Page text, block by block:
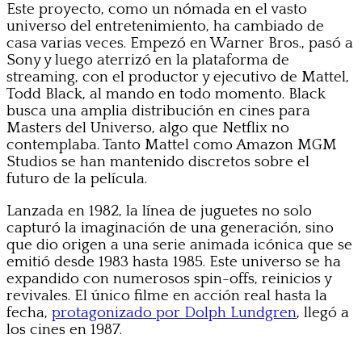
Este proyecto, como un nómada en el vasto
universo del entretenimiento, ha cambiado de
casa varias veces. Empezó en Warner Bros., pasó a
Sony y luego aterrizó en la plataforma de
streaming, con el productor y ejecutivo de Mattel,
Todd Black, al mando en todo momento. Black
busca una amplia distribución en cines para
Masters del Universo, algo que Netflix no
contemplaba. Tanto Mattel como Amazon MGM
Studios se han mantenido discretos sobre el
futuro de la película.
Lanzada en 1982, la línea de juguetes no solo
capturó la imaginación de una generación, sino
que dio origen a una serie animada icónica que se
emitió desde 1983 hasta 1985. Este universo se ha
expandido con numerosos spin-offs, reinicios y
revivales. El único filme en acción real hasta la
fecha, protagonizado por Dolph Lundgren, llegó a
los cines en 1987.